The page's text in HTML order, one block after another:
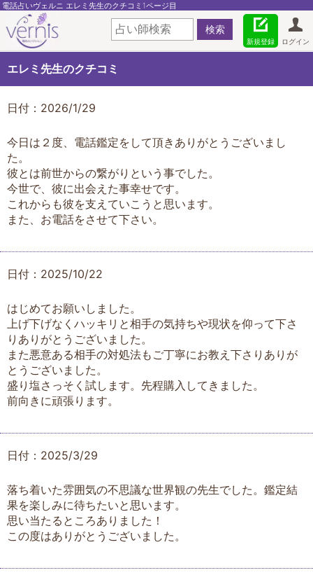
電話占いヴェルニ エレミ先生のクチコミ1ページ目
ログイン
新規登録
エレミ先生のクチコミ
日付：2026/1/29
今日は２度、電話鑑定をして頂きありがとうございまし
た。
彼とは前世からの繋がりという事でした。
今世で、彼に出会えた事幸せです。
これからも彼を支えていこうと思います。
また、お電話をさせて下さい。
日付：2025/10/22
はじめてお願いしました。
上げ下げなくハッキリと相手の気持ちや現状を仰って下さ
りありがとうございました。
また悪意ある相手の対処法もご丁寧にお教え下さりありが
とうございました。
盛り塩さっそく試します。先程購入してきました。
前向きに頑張ります。
日付：2025/3/29
落ち着いた雰囲気の不思議な世界観の先生でした。鑑定結
果を楽しみに待ちたいと思います。
思い当たるところありました！
この度はありがとうございました。